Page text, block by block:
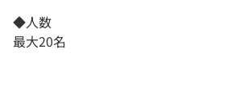
◆人数
最大20名